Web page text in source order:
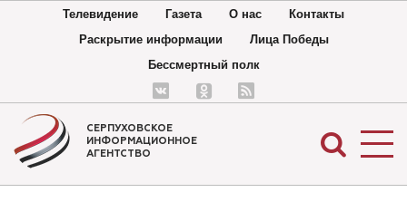
Телевидение Газета О нас
Контакты
Раскрытие информации
Лица Победы
Бессмертный полк
СЕРПУХОВСКОЕ
ИНФОРМАЦИОННОЕ
АГЕНТСТВО